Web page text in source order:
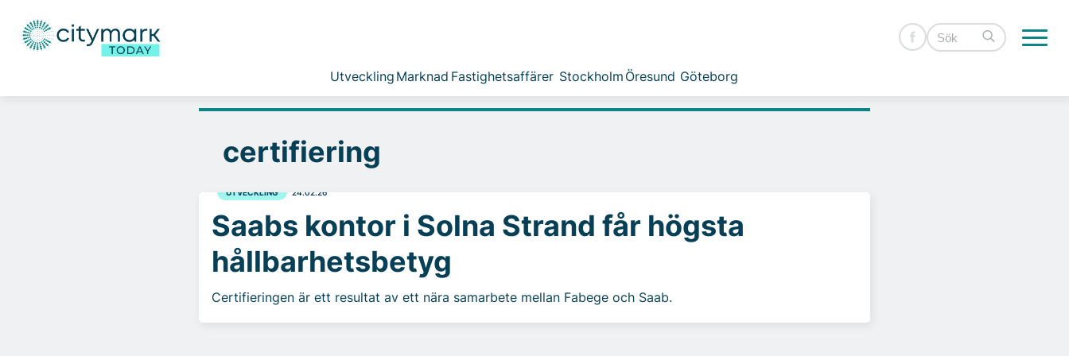
Utveckling Marknad Fastighetsaffärer Stockholm Öresund Göteborg
certifiering
UTVECKLING 24.02.26
Saabs kontor i Solna Strand får högsta
hållbarhetsbetyg
Certifieringen är ett resultat av ett nära samarbete mellan Fabege och Saab.